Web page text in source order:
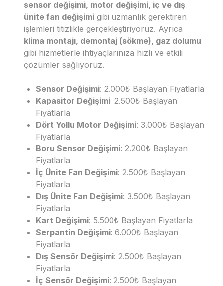
sensor değişimi, motor değişimi, iç ve dış
ünite fan değişimi gibi uzmanlık gerektiren
işlemleri titizlikle gerçekleştiriyoruz. Ayrıca
klima montajı, demontaj (sökme), gaz dolumu
gibi hizmetlerle ihtiyaçlarınıza hızlı ve etkili
çözümler sağlıyoruz.
Sensor Değişimi: 2.000₺ Başlayan Fiyatlarla
Kapasitor Değişimi: 2.500₺ Başlayan
Fiyatlarla
Dört Yollu Motor Değişimi: 3.000₺ Başlayan
Fiyatlarla
Boru Sensor Değişimi: 2.200₺ Başlayan
Fiyatlarla
İç Ünite Fan Değişimi: 2.500₺ Başlayan
Fiyatlarla
Dış Ünite Fan Değişimi: 3.500₺ Başlayan
Fiyatlarla
Kart Değişimi: 5.500₺ Başlayan Fiyatlarla
Serpantin Değişimi: 6.000₺ Başlayan
Fiyatlarla
Dış Sensör Değişimi: 2.500₺ Başlayan
Fiyatlarla
İç Sensör Değişimi: 2.500₺ Başlayan